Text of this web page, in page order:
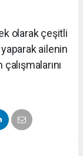
olarak çeşitli
ailenin